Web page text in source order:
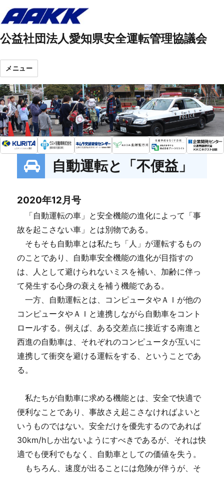
公益社団法人愛知県安全運転管理協議会
メニュー
自動運転と「不便益」
2020年12月号
「自動運転の車」と安全機能の進化によって「事
故を起こさない車」とは別物である。
そもそも自動車とは私たち「人」が運転するもの
のことであり、自動車安全機能の進化が目指すの
は、人として避けられないミスを補い、加齢に伴っ
て発生する心身の衰えを補う機能である。
一方、自動運転とは、コンピュータやＡＩが他の
コンピュータやＡＩと連携しながら自動車をコント
ロールする。例えば、ある交差点に接近する南進と
西進の自動車は、それぞれのコンピュータが互いに
連携して衝突を避ける運転をする、ということであ
る。
私たちが自動車に求める機能とは、安全で快適で
便利なことであり、事故さえ起こさなければよいと
いうものではない。安全だけを優先するのであれば
30km/hしか出ないようにすべきであるが、それは快
適でも便利でもなく、自動車としての価値を失う。
もちろん、速度が出ることには危険が伴うが、そ